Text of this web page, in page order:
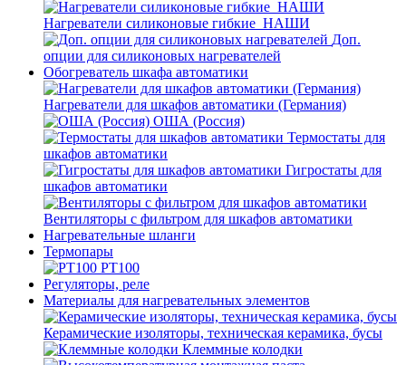
Нагреватели силиконовые гибкие_НАШИ
Доп.
опции для силиконовых нагревателей
Обогреватель шкафа автоматики
Нагреватели для шкафов автоматики (Германия)
ОША (Россия)
Термостаты для
шкафов автоматики
Гигростаты для
шкафов автоматики
Вентиляторы с фильтром для шкафов автоматики
Нагревательные шланги
Термопары
PT100
Регуляторы, реле
Материалы для нагревательных элементов
Керамические изоляторы, техническая керамика, бусы
Клеммные колодки